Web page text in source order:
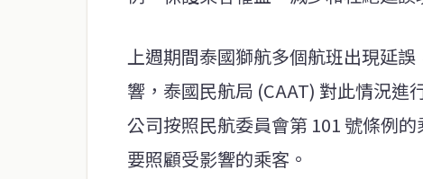
上週期間泰國獅航多個航班出現延
響，泰國民航局 (CAAT) 對此情況
公司按照民航委員會第 101 號條例
要照顧受影響的乘客。